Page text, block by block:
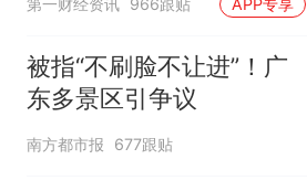
966跟贴 APP专享
被指“不刷脸不让进”！广
东多景区引争议
南方都市报 677跟贴